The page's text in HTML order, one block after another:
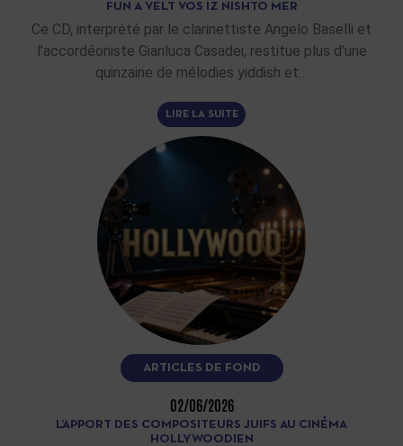
FUN A VELT VOS IZ NISHTO MER
Ce CD, interprété par le clarinettiste Angelo Baselli et
l’accordéoniste Gianluca Casadei, restitue plus d’une
quinzaine de mélodies yiddish et…
LIRE LA SUITE
ARTICLES DE FOND
02/06/2026
L’APPORT DES COMPOSITEURS JUIFS AU CINÉMA
HOLLYWOODIEN